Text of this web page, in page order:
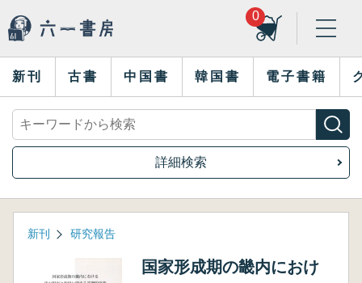
0
新刊 古書 中国書 韓国書 電子書籍
詳細検索
新刊 研究報告
国家形成期の畿内におけ